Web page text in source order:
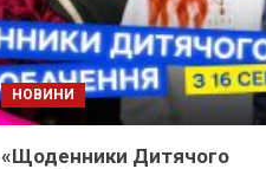
НОВИНИ
«Щоденники Дитячого